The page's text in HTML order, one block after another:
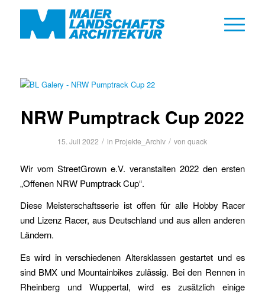
NRW Pumptrack Cup 2022
15. Juli 2022 / in Projekte_Archiv / vonquack
Wir vom StreetGrown e.V. veranstalten 2022 den ersten
„Offenen NRW Pumptrack Cup“.
Diese Meisterschaftsserie ist offen für alle Hobby Racer
und Lizenz Racer, aus Deutschland und aus allen anderen
Ländern.
Es wird in verschiedenen Altersklassen gestartet und es
sind BMX und Mountainbikes zulässig. Bei den Rennen in
Rheinberg und Wuppertal, wird es zusätzlich einige